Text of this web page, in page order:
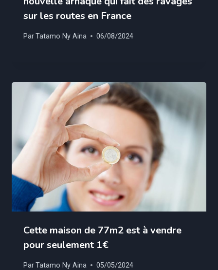
sur les routes en France
ParTatamo Ny Aina 06/08/2024
Cette maison de 77m2 est à vendre
pour seulement 1€
ParTatamo Ny Aina 05/05/2024